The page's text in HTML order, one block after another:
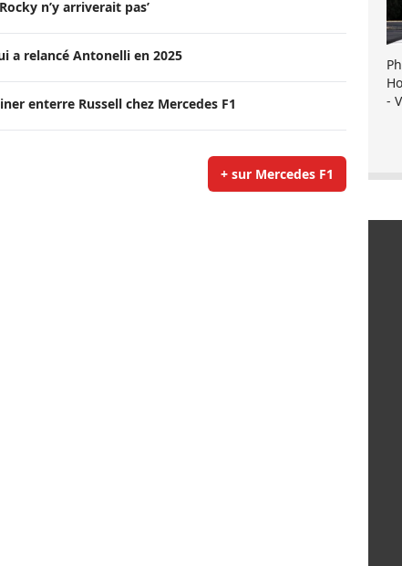
n’y arriverait pas’
a relancé Antonelli en 2025
enterre Russell chez Mercedes F1
+ sur Mercedes F1
-